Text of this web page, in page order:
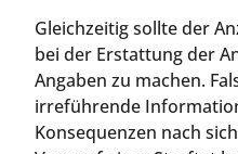
Gleichzeitig sollte der
bei der Erstattung der
Angaben zu machen.
irreführende
Konsequenzen nach